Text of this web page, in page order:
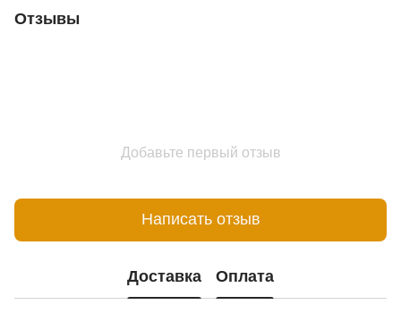
Отзывы
Добавьте первый отзыв
Написать отзыв
Доставка Оплата